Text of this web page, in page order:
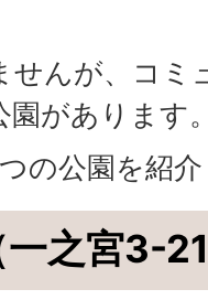
せんが、コミ
園があります
の公園を紹
一之宮3-